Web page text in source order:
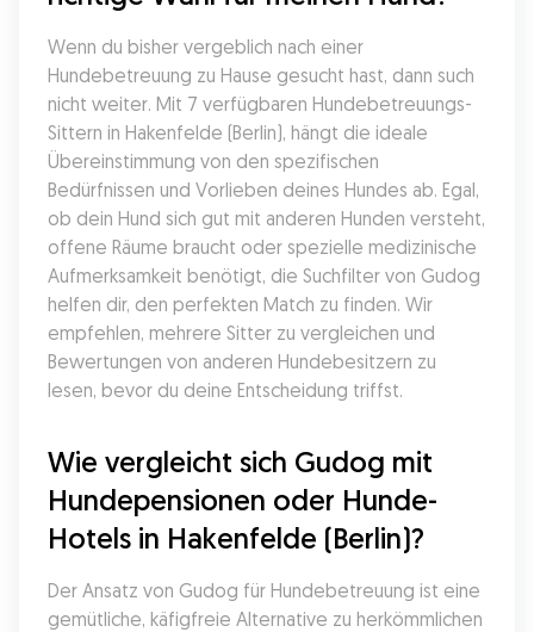
Wenn du bisher vergeblich nach einer
Hundebetreuung zu Hause gesucht hast, dann such
nicht weiter. Mit 7 verfügbaren Hundebetreuungs-
Sittern in Hakenfelde (Berlin), hängt die ideale
Übereinstimmung von den spezifischen
Bedürfnissen und Vorlieben deines Hundes ab. Egal,
ob dein Hund sich gut mit anderen Hunden versteht,
offene Räume braucht oder spezielle medizinische
Aufmerksamkeit benötigt, die Suchfilter von Gudog
helfen dir, den perfekten Match zu finden. Wir
empfehlen, mehrere Sitter zu vergleichen und
Bewertungen von anderen Hundebesitzern zu
lesen, bevor du deine Entscheidung triffst.
Wie vergleicht sich Gudog mit
Hundepensionen oder Hunde-
Hotels in Hakenfelde (Berlin)?
Der Ansatz von Gudog für Hundebetreuung ist eine
gemütliche, käfigfreie Alternative zu herkömmlichen